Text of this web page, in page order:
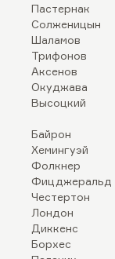
Пастернак
Солженицын
Шаламов
Трифонов
Аксенов
Окуджава
Высоцкий
Байрон
Хемингуэй
Фолкнер
Фицджеральд
Честертон
Лондон
Диккенс
Борхес